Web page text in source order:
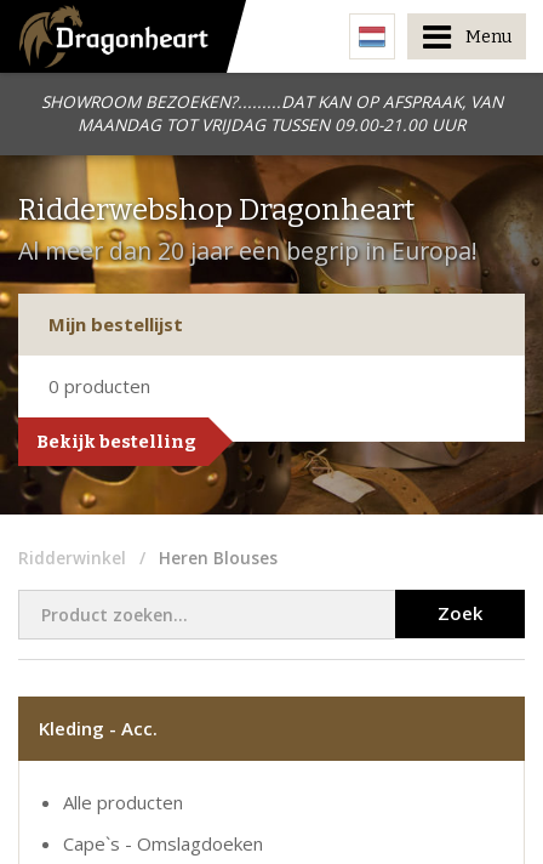
SHOWROOM BEZOEKEN?.........DAT KAN OP AFSPRAAK, VAN
MAANDAG TOT VRIJDAG TUSSEN 09.00-21.00 UUR
Menu
Ridderwebshop Dragonheart
Al meer dan 20 jaar een begrip in Europa!
Mijn bestellijst
0 producten
Bekijk bestelling
Ridderwinkel Heren Blouses
Zoek
Kleding - Acc.
Alle producten
Cape`s - Omslagdoeken